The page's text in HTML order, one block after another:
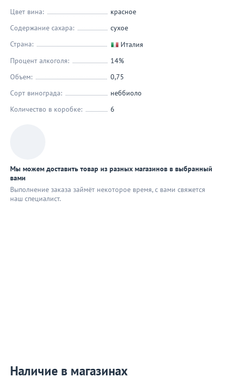
Цвет вина:
красное
Содержание сахара:
сухое
Страна:
Италия
Процент алкоголя:
14%
Объем:
0,75
Сорт винограда:
неббиоло
Количество в коробке:
6
Мы можем доставить товар из разных магазинов в выбранный
вами
Выполнение заказа займёт некоторое время, с вами свяжется
наш специaлист.
Наличие в магазинах